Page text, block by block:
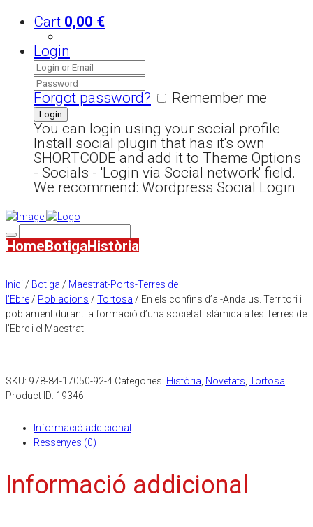
Cart 0,00 €
Login
Forgot password?
Remember me
You can login using your social profile
Install social plugin that has it's own
SHORTCODE and add it to Theme Options
- Socials - 'Login via Social network' field.
We recommend: Wordpress Social Login
HomeBotigaHistòria
Inici / Botiga / Maestrat-Ports-Terres de
l'Ebre / Poblacions / Tortosa / En els confins d’al-Andalus. Territori i
poblament durant la formació d’una societat islàmica a les Terres de
l’Ebre i el Maestrat
SKU: 978-84-17050-92-4 Categories: Història Novetats Tortosa
Product ID: 19346
Informació addicional
Ressenyes (0)
Informació addicional